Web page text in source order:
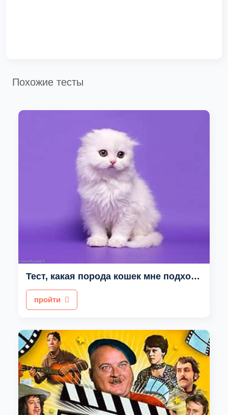
Похожие тесты
Тест, какая порода кошек мне подходит на 100 %
пройти